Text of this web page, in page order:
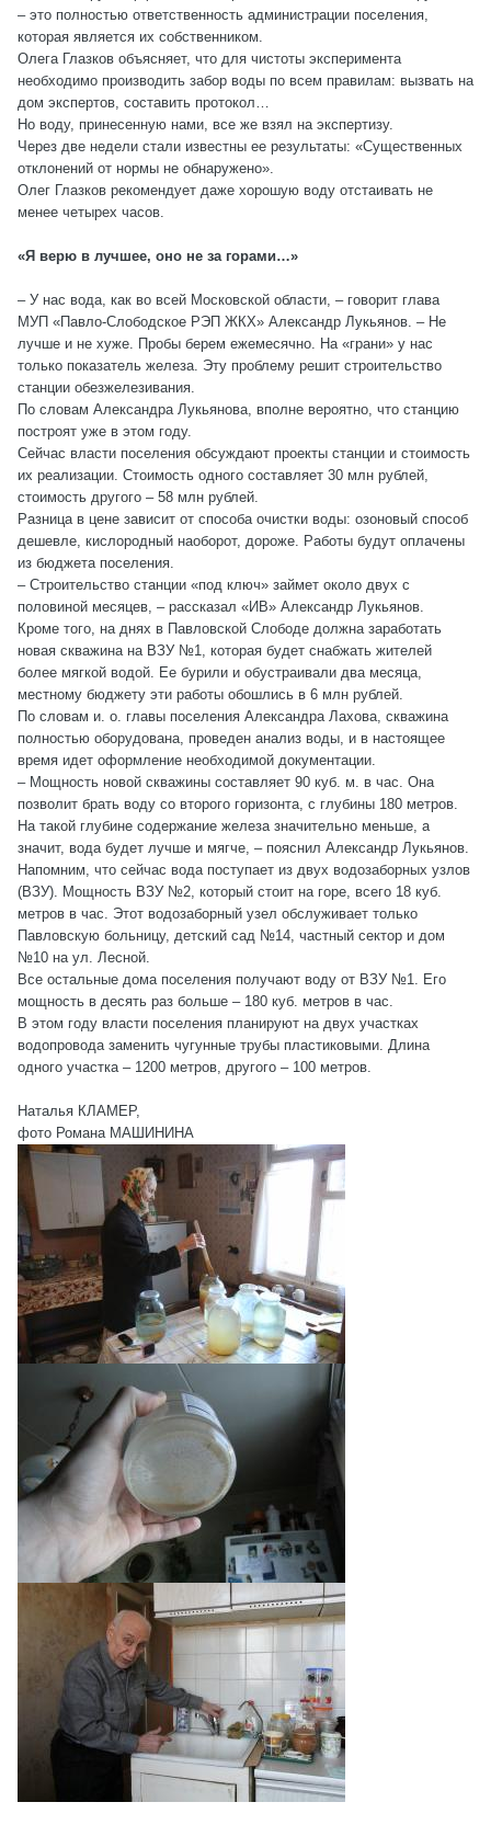
– это полностью ответственность администрации поселения,
которая является их собственником.
Олега Глазков объясняет, что для чистоты эксперимента
необходимо производить забор воды по всем правилам: вызвать на
дом экспертов, составить протокол…
Но воду, принесенную нами, все же взял на экспертизу.
Через две недели стали известны ее результаты: «Существенных
отклонений от нормы не обнаружено».
Олег Глазков рекомендует даже хорошую воду отстаивать не
менее четырех часов.
«Я верю в лучшее, оно не за горами…»
– У нас вода, как во всей Московской области, – говорит глава
МУП «Павло-Слободское РЭП ЖКХ» Александр Лукьянов. – Не
лучше и не хуже. Пробы берем ежемесячно. На «грани» у нас
только показатель железа. Эту проблему решит строительство
станции обезжелезивания.
По словам Александра Лукьянова, вполне вероятно, что станцию
построят уже в этом году.
Сейчас власти поселения обсуждают проекты станции и стоимость
их реализации. Стоимость одного составляет 30 млн рублей,
стоимость другого – 58 млн рублей.
Разница в цене зависит от способа очистки воды: озоновый способ
дешевле, кислородный наоборот, дороже. Работы будут оплачены
из бюджета поселения.
– Строительство станции «под ключ» займет около двух с
половиной месяцев, – рассказал «ИВ» Александр Лукьянов.
Кроме того, на днях в Павловской Слободе должна заработать
новая скважина на ВЗУ №1, которая будет снабжать жителей
более мягкой водой. Ее бурили и обустраивали два месяца,
местному бюджету эти работы обошлись в 6 млн рублей.
По словам и. о. главы поселения Александра Лахова, скважина
полностью оборудована, проведен анализ воды, и в настоящее
время идет оформление необходимой документации.
– Мощность новой скважины составляет 90 куб. м. в час. Она
позволит брать воду со второго горизонта, с глубины 180 метров.
На такой глубине содержание железа значительно меньше, а
значит, вода будет лучше и мягче, – пояснил Александр Лукьянов.
Напомним, что сейчас вода поступает из двух водозаборных узлов
(ВЗУ). Мощность ВЗУ №2, который стоит на горе, всего 18 куб.
метров в час. Этот водозаборный узел обслуживает только
Павловскую больницу, детский сад №14, частный сектор и дом
№10 на ул. Лесной.
Все остальные дома поселения получают воду от ВЗУ №1. Его
мощность в десять раз больше – 180 куб. метров в час.
В этом году власти поселения планируют на двух участках
водопровода заменить чугунные трубы пластиковыми. Длина
одного участка – 1200 метров, другого – 100 метров.
Наталья КЛАМЕР,
фото Романа МАШИНИНА